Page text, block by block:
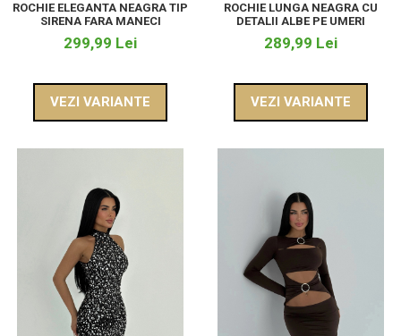
ROCHIE ELEGANTA NEAGRA TIP
SIRENA FARA MANECI
299,99 Lei
VEZI VARIANTE
ROCHIE LUNGA NEAGRA CU
DETALII ALBE PE UMERI
289,99 Lei
VEZI VARIANTE